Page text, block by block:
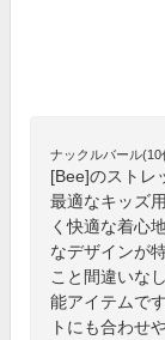
ナックルバール(10
[Bee]のストレ
最適なキッズ
く快適な着心
なデザインが
こと間違いな
能アイテムで
トにも合わせ